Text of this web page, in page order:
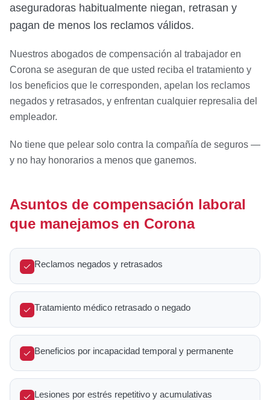
aseguradoras habitualmente niegan, retrasan y
pagan de menos los reclamos válidos.
Nuestros abogados de compensación al trabajador en
Corona se aseguran de que usted reciba el tratamiento y
los beneficios que le corresponden, apelan los reclamos
negados y retrasados, y enfrentan cualquier represalia del
empleador.
No tiene que pelear solo contra la compañía de seguros —
y no hay honorarios a menos que ganemos.
Asuntos de compensación laboral
que manejamos en Corona
Reclamos negados y retrasados
Tratamiento médico retrasado o negado
Beneficios por incapacidad temporal y permanente
Lesiones por estrés repetitivo y acumulativas